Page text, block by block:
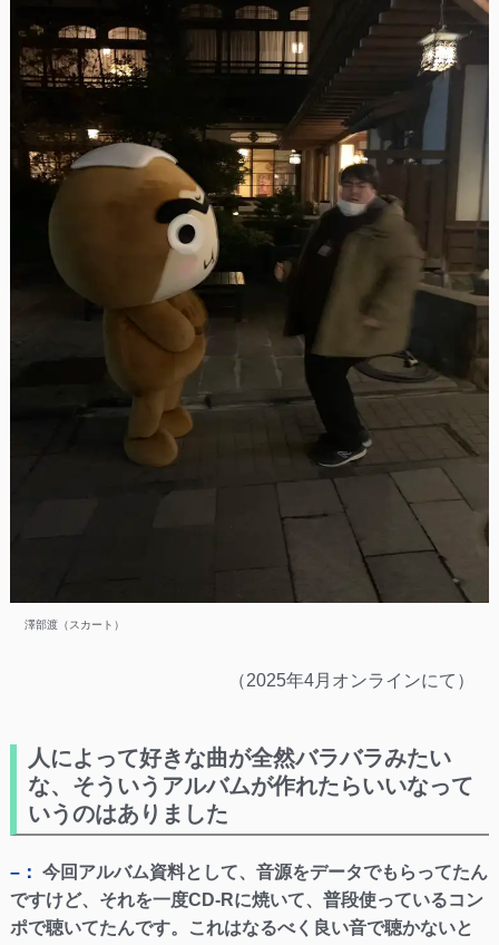
澤部渡（スカート）
（2025年4月オンラインにて）
人によって好きな曲が全然バラバラみたい
な、そういうアルバムが作れたらいいなって
いうのはありました
–： 今回アルバム資料として、音源をデータでもらってたん
ですけど、それを一度CD-Rに焼いて、普段使っているコン
ポで聴いてたんです。これはなるべく良い音で聴かないと